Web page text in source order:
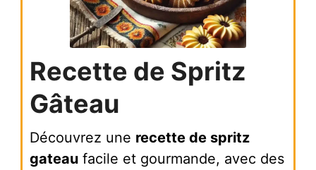
Recette de Spritz
Gâteau
Découvrez une recette de spritz
gateau facile et gourmande, avec des